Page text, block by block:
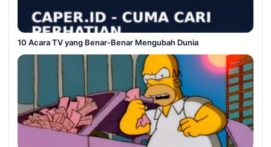
10 Acara TV yang Benar-Benar Mengubah Dunia